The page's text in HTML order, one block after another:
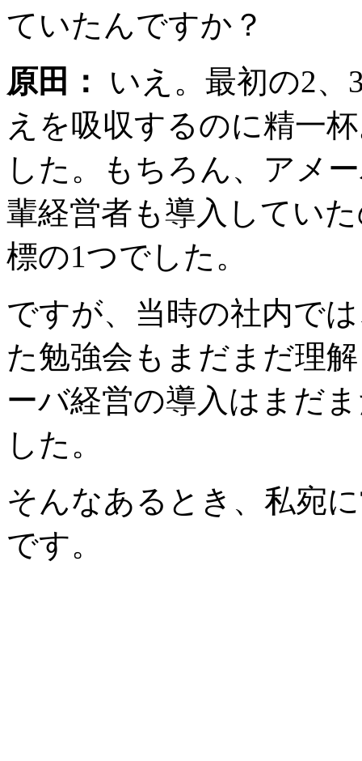
ていたんですか？
原田：
いえ。最初の2
えを吸収するのに精一
した。もちろん、アメ
輩経営者も導入してい
標の1つでした。
ですが、当時の社内で
た勉強会もまだまだ理
ーバ経営の導入はまだ
した。
そんなあるとき、私宛
です。